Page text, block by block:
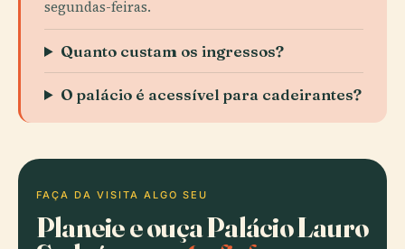
segundas-feiras.
Quanto custam os ingressos?
O palácio é acessível para cadeirantes?
FAÇA DA VISITA ALGO SEU
Planeie e ouça Palácio Lauro